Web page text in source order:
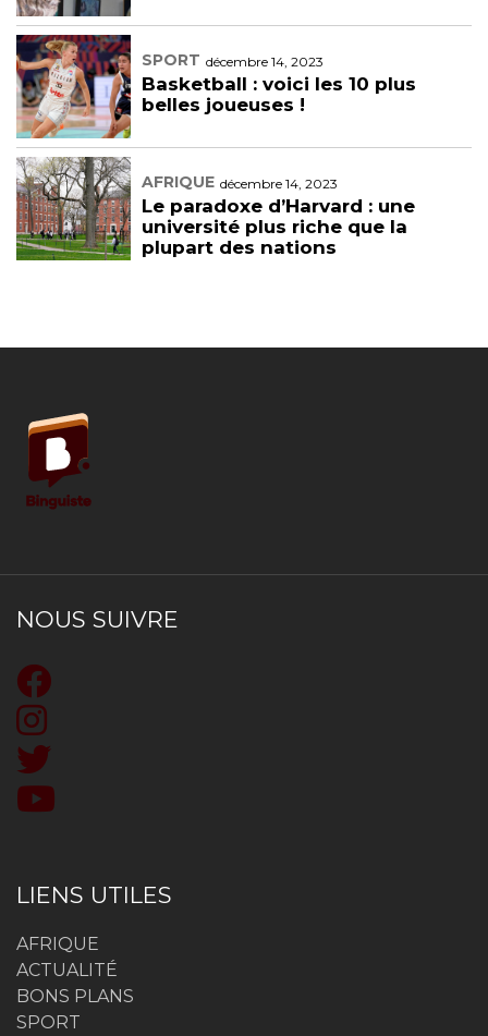
SPORT décembre 14, 2023
Basketball : voici les 10 plus
belles joueuses !
AFRIQUE décembre 14, 2023
Le paradoxe d’Harvard : une
université plus riche que la
plupart des nations
NOUS SUIVRE
LIENS UTILES
AFRIQUE
ACTUALITÉ
BONS PLANS
SPORT